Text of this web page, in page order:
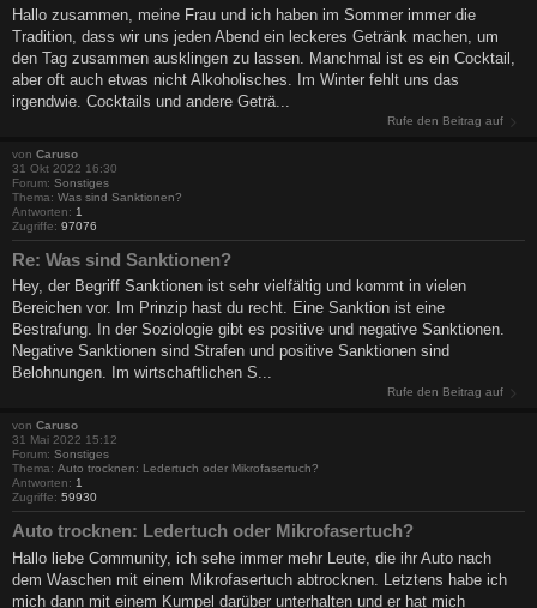
Hallo zusammen, meine Frau und ich haben im Sommer immer die
Tradition, dass wir uns jeden Abend ein leckeres Getränk machen, um
den Tag zusammen ausklingen zu lassen. Manchmal ist es ein Cocktail,
aber oft auch etwas nicht Alkoholisches. Im Winter fehlt uns das
irgendwie. Cocktails und andere Geträ...
Rufe den Beitrag auf
von Caruso
31 Okt 2022 16:30
Forum: Sonstiges
Thema: Was sind Sanktionen?
Antworten: 1
Zugriffe: 97076
Re: Was sind Sanktionen?
Hey, der Begriff Sanktionen ist sehr vielfältig und kommt in vielen
Bereichen vor. Im Prinzip hast du recht. Eine Sanktion ist eine
Bestrafung. In der Soziologie gibt es positive und negative Sanktionen.
Negative Sanktionen sind Strafen und positive Sanktionen sind
Belohnungen. Im wirtschaftlichen S...
Rufe den Beitrag auf
von Caruso
31 Mai 2022 15:12
Forum: Sonstiges
Thema: Auto trocknen: Ledertuch oder Mikrofasertuch?
Antworten: 1
Zugriffe: 59930
Auto trocknen: Ledertuch oder Mikrofasertuch?
Hallo liebe Community, ich sehe immer mehr Leute, die ihr Auto nach
dem Waschen mit einem Mikrofasertuch abtrocknen. Letztens habe ich
mich dann mit einem Kumpel darüber unterhalten und er hat mich